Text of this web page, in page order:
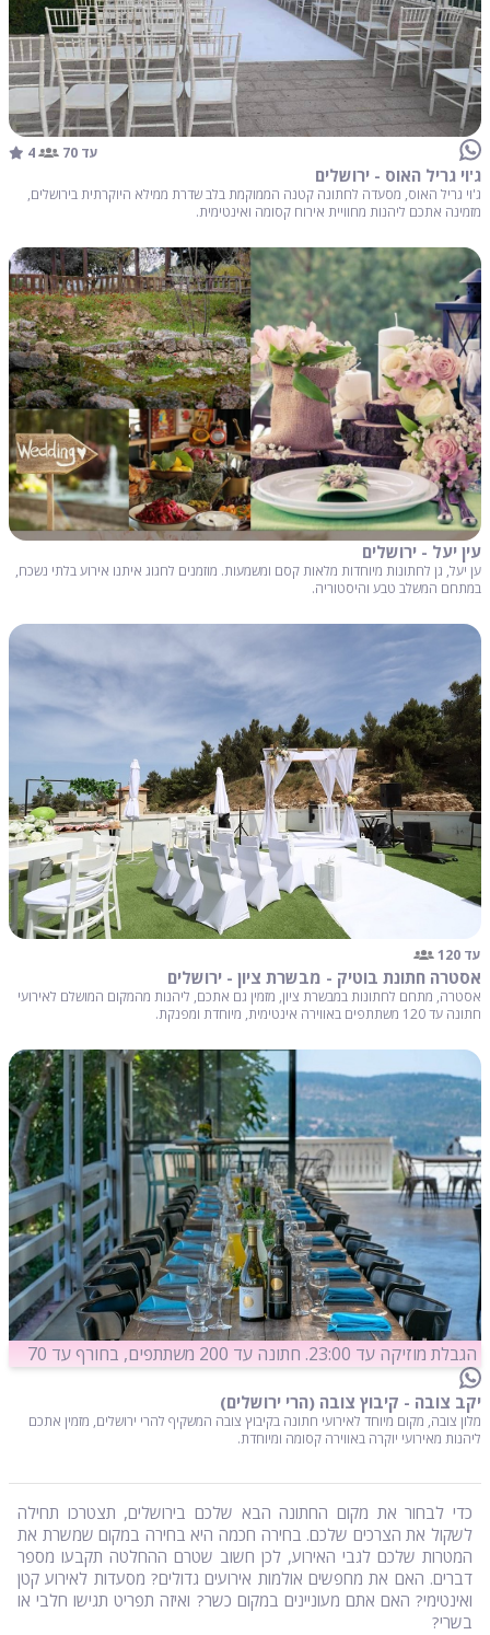
עד 70 4
ג'וי גריל האוס - ירושלים
ג'וי גריל האוס, מסעדה לחתונה קטנה הממוקמת בלב שדרת ממילא היוקרתית בירושלים,
מזמינה אתכם ליהנות מחוויית אירוח קסומה ואינטימית.
עין יעל - ירושלים
ען יעל, גן לחתונות מיוחדות מלאות קסם ומשמעות. מוזמנים לחגוג איתנו אירוע בלתי נשכח,
במתחם המשלב טבע והיסטוריה.
עד 120
אסטרה חתונת בוטיק - מבשרת ציון - ירושלים
אסטרה, מתחם לחתונות במבשרת ציון, מזמין גם אתכם, ליהנות מהמקום המושלם לאירועי
חתונה עד 120 משתתפים באווירה אינטימית, מיוחדת ומפנקת.
הגבלת מוזיקה עד 23:00. חתונה עד 200 משתתפים, בחורף עד 70
יקב צובה - קיבוץ צובה (הרי ירושלים)
מלון צובה, מקום מיוחד לאירועי חתונה בקיבוץ צובה המשקיף להרי ירושלים, מזמין אתכם
ליהנות מאירועי יוקרה באווירה קסומה ומיוחדת.
כדי לבחור את מקום החתונה הבא שלכם בירושלים, תצטרכו תחילה
לשקול את הצרכים שלכם. בחירה חכמה היא בחירה במקום שמשרת את
המטרות שלכם לגבי האירוע, לכן חשוב שטרם ההחלטה תקבעו מספר
דברים. האם את מחפשים אולמות אירועים גדולים? מסעדות לאירוע קטן
ואינטימי? האם אתם מעוניינים במקום כשר? ואיזה תפריט תגישו חלבי או
בשרי?